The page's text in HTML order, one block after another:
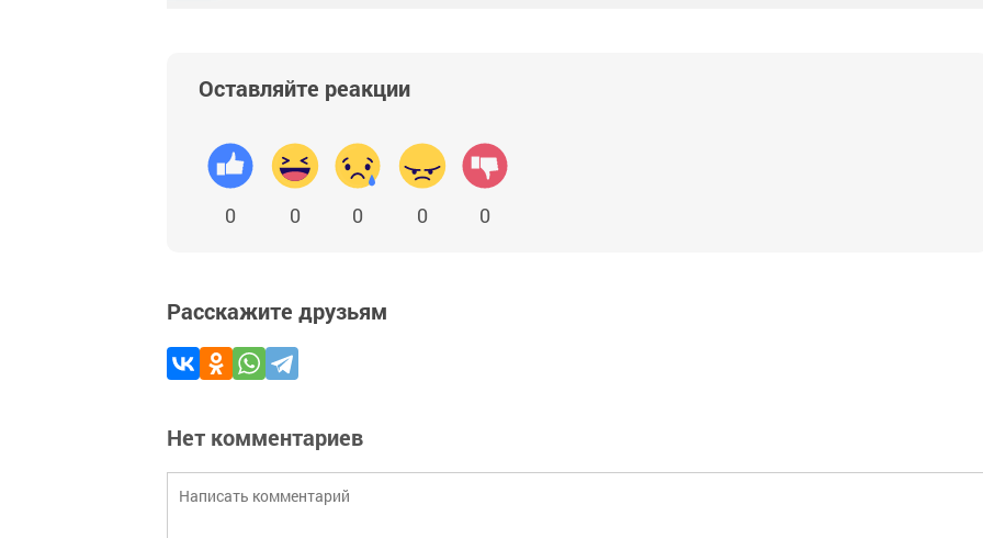
Оставляйте реакции
0 0 0 0 0
Расскажите друзьям
Нет комментариев